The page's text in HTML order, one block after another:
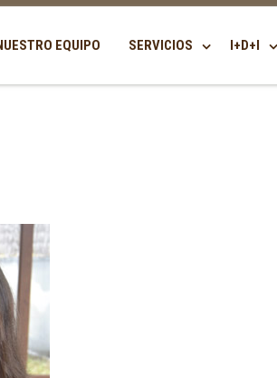
EQUIPO SERVICIOS I+D+I